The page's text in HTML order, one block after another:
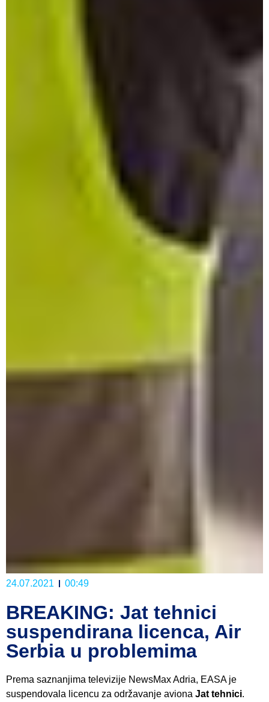
24.07.2021 00:49
BREAKING: Jat tehnici
suspendirana licenca, Air
Serbia u problemima
Prema saznanjima televizije NewsMax Adria, EASA je
suspendovala licencu za održavanje aviona Jat tehnici.